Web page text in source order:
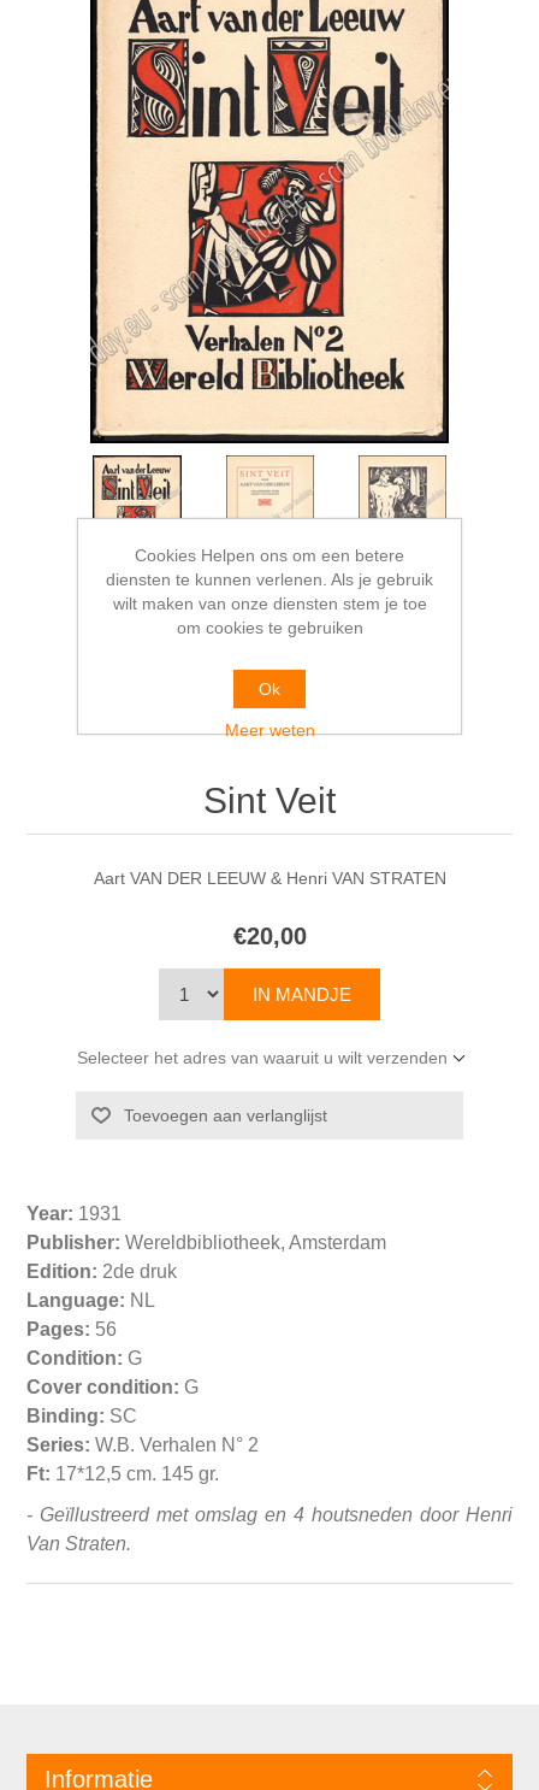
Sint Veit
Aart VAN DER LEEUW & Henri VAN STRATEN
€20,00
Selecteer het adres van waaruit u wilt verzenden
Year: 1931
Publisher: Wereldbibliotheek, Amsterdam
Edition: 2de druk
Language: NL
Pages: 56
Condition: G
Cover condition: G
Binding: SC
Series: W.B. Verhalen N° 2
Ft: 17*12,5 cm. 145 gr.
- Geïllustreerd met omslag en 4 houtsneden door Henri
Van Straten.
Informatie
Cookies Helpen ons om een betere
diensten te kunnen verlenen. Als je gebruik
wilt maken van onze diensten stem je toe
om cookies te gebruiken
Ok
Meer weten